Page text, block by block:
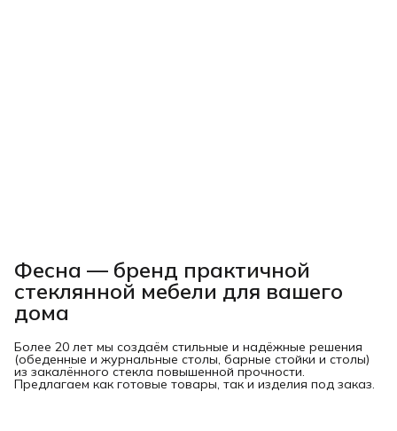
Фесна — бренд практичной
стеклянной мебели для вашего
дома
Более 20 лет мы создаём стильные и надёжные решения
(обеденные и журнальные столы, барные стойки и столы)
из закалённого стекла повышенной прочности.
Предлагаем как готовые товары, так и изделия под заказ.